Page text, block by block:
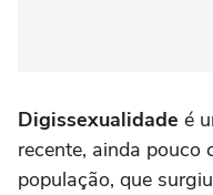
Digissexualidade é
recente, ainda pouco
população, que